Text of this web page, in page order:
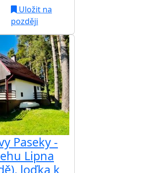
Uložit na
později
Paseky -
Lipna
loďka k